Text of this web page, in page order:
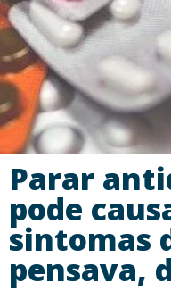
Parar
pode
sintomas
pensava,